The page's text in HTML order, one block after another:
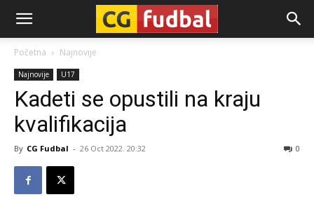
CG-
Fudbal
Početna Najnovije
Najnovije U17
Kadeti se opustili na kraju
kvalifikacija
By CG Fudbal - 26 Oct 2022. 20:32 0